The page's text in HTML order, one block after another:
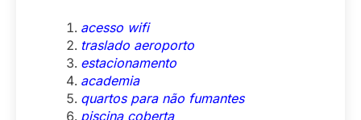
acesso wifi
traslado aeroporto
estacionamento
academia
quartos para não fumantes
piscina coberta